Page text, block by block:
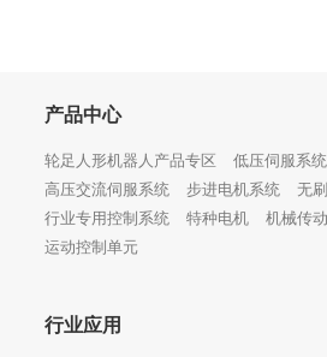
产品中心
轮足人形机器人产品专区
低压伺服系统
高压交流伺服系统
步进电机系统
无
行业专用控制系统
特种电机
机械传
运动控制单元
行业应用